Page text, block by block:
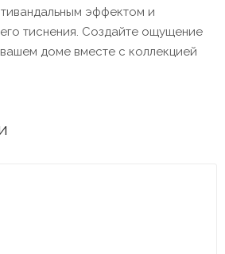
эффектом и
тиснения. Создайте ощущение
доме вместе с коллекцией